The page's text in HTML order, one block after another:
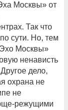
Москвы» от
Так что
сути. Но, тем
Москвы»
ненависть
дело,
охрана не
не
режущими